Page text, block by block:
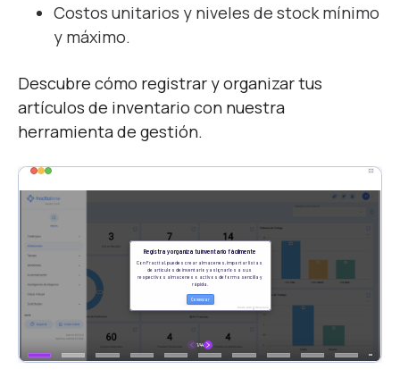
Costos unitarios y niveles de stock mínimo
y máximo.
Descubre cómo registrar y organizar tus
artículos de inventario con nuestra
herramienta de gestión.